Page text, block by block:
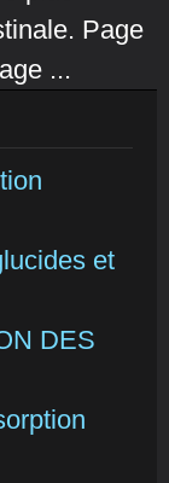
Page
...
et
DES